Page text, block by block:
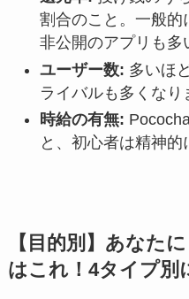
割合のこと。一般的
非公開のアプリも多
ユーザー数: 多いほ
ライバルも多くなり
時給の有無:
と、初心者は精神的
【目的別】あなた
はこれ！4タイプ別